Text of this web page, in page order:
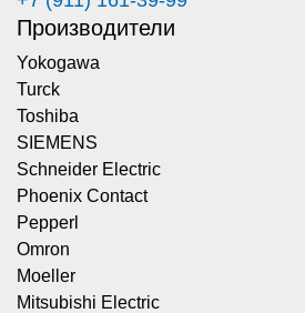
Производители
Yokogawa
Turck
Toshiba
SIEMENS
Schneider Electric
Phoenix Contact
Pepperl
Omron
Moeller
Mitsubishi Electric